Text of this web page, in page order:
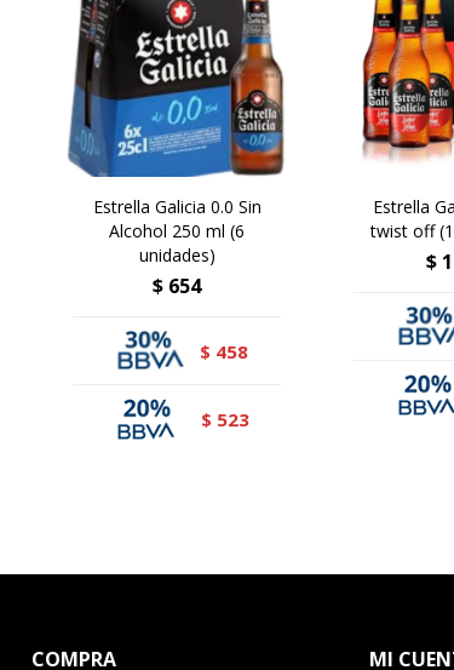
Estrella Galicia 0.0 Sin
Alcohol 250 ml (6
unidades)
$ 654
$ 458
$ 523
Estrella
twist off
$
COMPRA MI